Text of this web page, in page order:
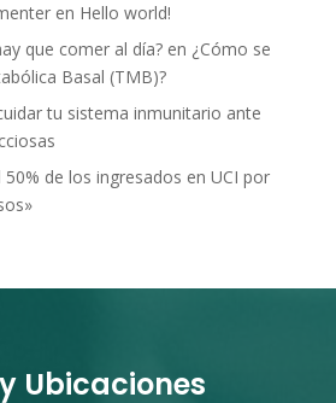
en Hello world!
que comer al día?en ¿Cómo se
Basal (TMB)?
tu sistema inmunitario ante
50% de los ingresados en UCI por
Ubicaciones